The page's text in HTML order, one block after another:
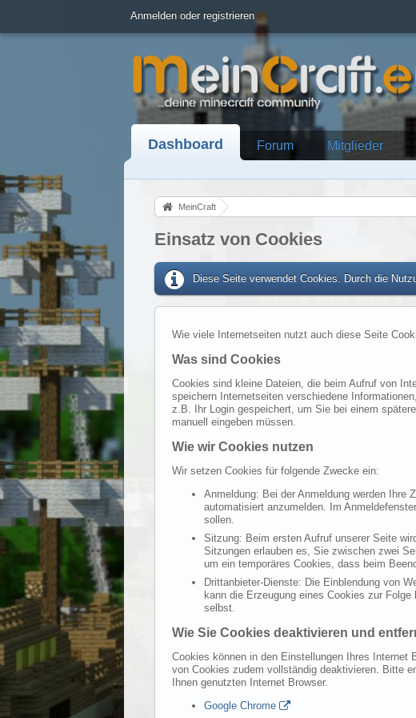
Anmelden oder registrieren
Dashboard Forum Mitglieder
MeinCraft
Einsatz von Cookies
Diese Seite verwendet Cookies. Durch die
Wie viele Internetseiten nutzt auch diese Seite
Was sind Cookies
Cookies sind kleine Dateien, die beim Aufruf von
speichern Internetseiten verschiedene
z.B. Ihr Login gespeichert, um Sie bei einem
manuell eingeben müssen.
Wie wir Cookies nutzen
Wir setzen Cookies für folgende Zwecke ein:
Anmeldung: Bei der Anmeldung werden Ihre
automatisiert anzumelden. Im
sollen.
Sitzung: Beim ersten Aufruf unserer Seite
Sitzungen erlauben es, Sie zwischen zwei
um ein temporäres Cookies, dass beim
Drittanbieter-Dienste: Die Einblendung von
kann die Erzeugung eines Cookies zur
selbst.
Wie Sie Cookies deaktivieren und
Cookies können in den Einstellungen Ihres Internet
von Cookies zudem vollständig deaktivieren. Bitte
Ihnen genutzten Internet Browser.
Google Chrome